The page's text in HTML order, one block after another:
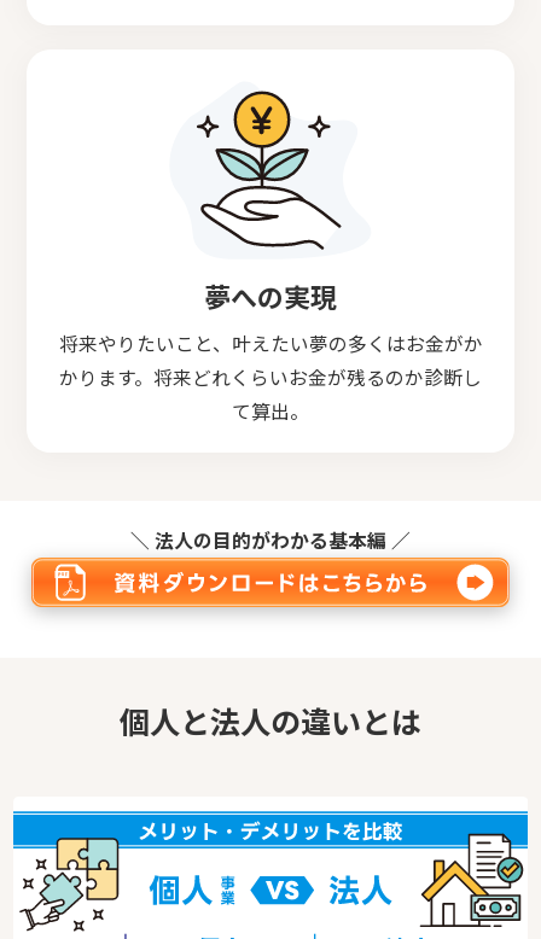
夢への実現
将来やりたいこと、叶えたい夢の多くはお金がか
かります。将来どれくらいお金が残るのか診断し
て算出。
＼ 法人の目的がわかる基本編 ／
個人と法人の違いとは